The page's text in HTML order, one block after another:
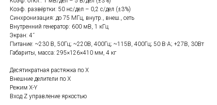
Коэф. развёртки: 50 нс/дел – 0,2 с/дел (±3%)
Синхронизация: до 75 МГц, внутр., внеш., сеть
Внутренний генератор: 600 мВ, 1 кГц
Экран: 4˝
Питание: ~230 В, 50Гц; ~220В, 400Гц; ~115В, 400Гц; 50 В·А; +27В, 30Вт
Габариты, масса: 295×126×410 мм, 4 кг
Десятикратная растяжка по X
Внешние делители по X
Режим X-Y
Вход Z управление яркостью